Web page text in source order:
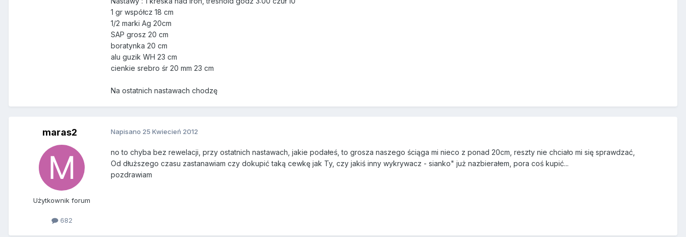
1 gr współcz 18 cm
1/2 marki Ag 20cm
SAP grosz 20 cm
boratynka 20 cm
alu guzik WH 23 cm
cienkie srebro śr 20 mm 23 cm
Na ostatnich nastawach chodzę
maras2
Użytkownik forum
682
Napisano 25 Kwiecień 2012
no to chyba bez rewelacji, przy ostatnich nastawach, jakie podałeś, to grosza naszego ściąga mi nieco z ponad 20cm, reszty nie chciało mi się sprawdzać,
Od dłuższego czasu zastanawiam czy dokupić taką cewkę jak Ty, czy jakiś inny wykrywacz - sianko" już nazbierałem, pora coś kupić...
pozdrawiam